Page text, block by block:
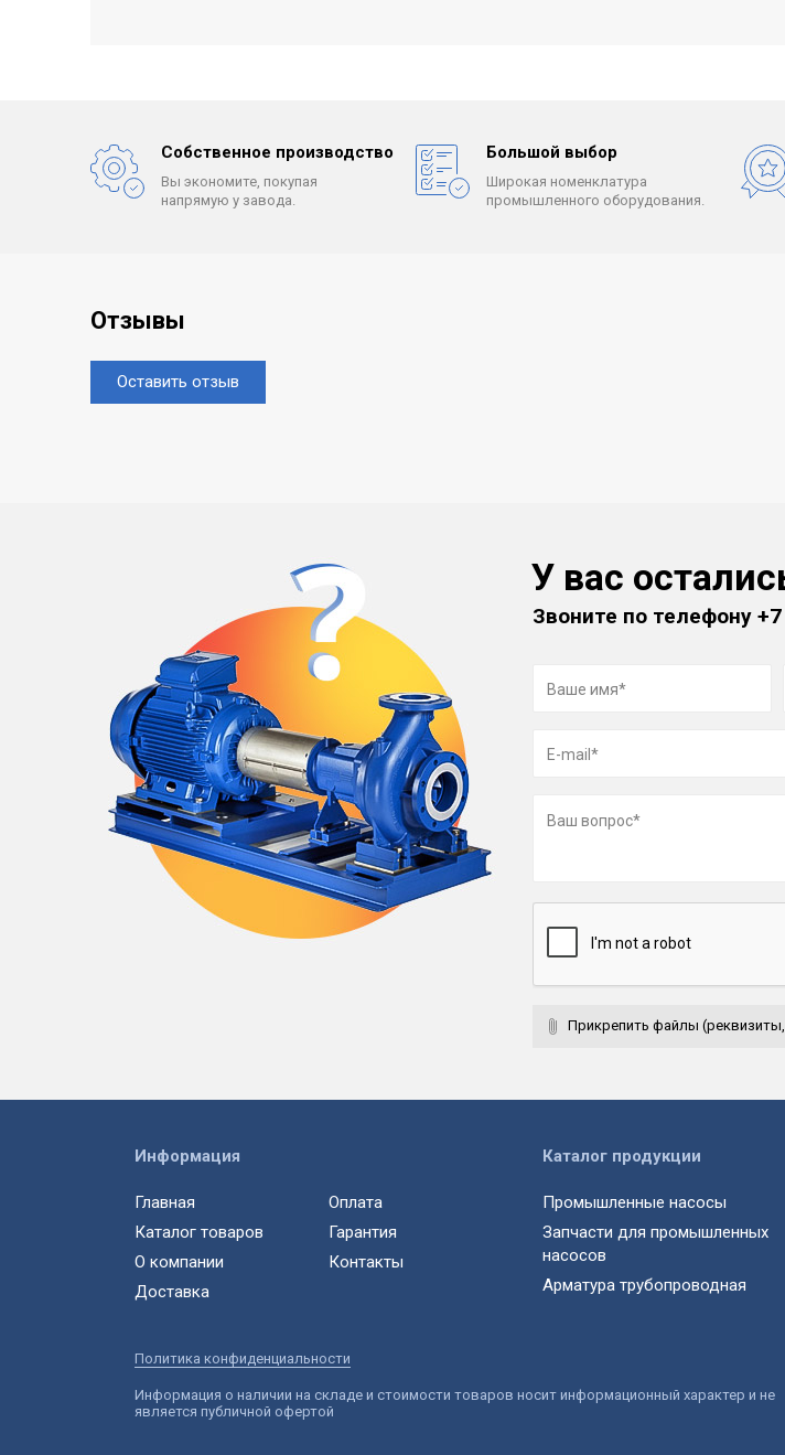
Собственное производство
Вы экономите, покупая
напрямую у завода.
Большой выбор
Широкая номенклатура
промышленного оборудования.
Отзывы
Оставить отзыв
У вас
Звоните по телефону
Прикрепить файлы
Информация
Главная
Каталог товаров
О компании
Доставка
Оплата
Гарантия
Контакты
Каталог продукции
Промышленные насосы
Запчасти для промышленных
насосов
Арматура трубопроводная
Политика конфиденциальности
Информация о наличии на складе и стоимости товаров носит информационный характер и не
является публичной офертой